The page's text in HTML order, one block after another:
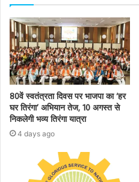
80वें स्वतंत्रता दिवस पर भाजपा का ‘हर
घर तिरंगा’ अभियान तेज, 10 अगस्त से
निकलेगी भव्य तिरंगा यात्रा
4 days ago